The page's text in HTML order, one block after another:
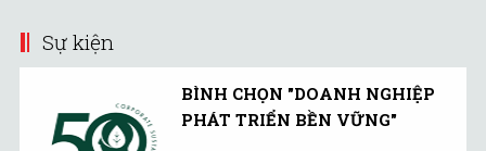
Sự kiện
BÌNH CHỌN "DOANH NGHIỆP
PHÁT TRIỂN BỀN VỮNG"